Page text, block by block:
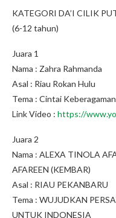
KATEGORI DA’I CILIK
(6-12 tahun)
Juara 1
Nama : Zahra Rahmanda
Asal : Riau Rokan Hulu
Tema : Cintai
Link Video : https://
Juara 2
Nama : ALEXA TINOLA
AFAREEN (KEMBAR)
Asal : RIAU PEKANBARU
Tema : WUJUDKAN
UNTUK INDONESIA